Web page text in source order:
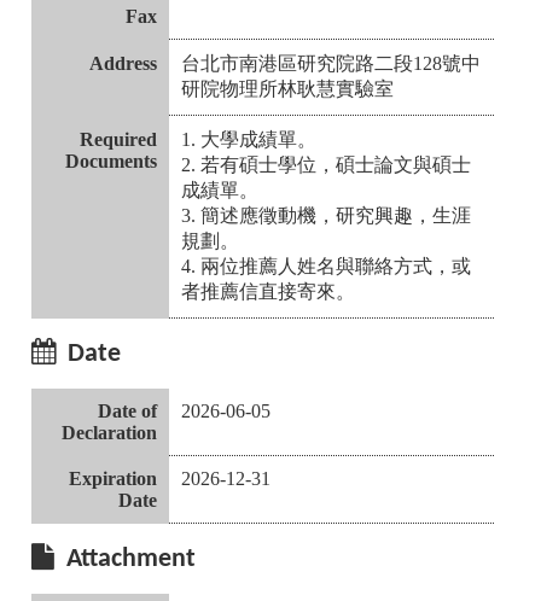
Fax
Address
台北市南港區研究院路二段128號中
研院物理所林耿慧實驗室
Required
Documents
1. 大學成績單。
2. 若有碩士學位，碩士論文與碩士
成績單。
3. 簡述應徵動機，研究興趣，生涯
規劃。
4. 兩位推薦人姓名與聯絡方式，或
者推薦信直接寄來。
Date
Date of
Declaration
2026-06-05
Expiration
Date
2026-12-31
Attachment